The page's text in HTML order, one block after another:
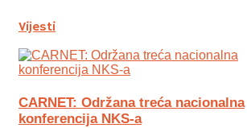
Vijesti
CARNET: Održana treća nacionalna
konferencija NKS-a